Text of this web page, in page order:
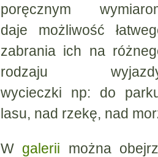
poręcznym
daje możliwość
zabrania ich na
rodzaju
wycieczki np: do
lasu, nad rzekę, nad
W galerii można